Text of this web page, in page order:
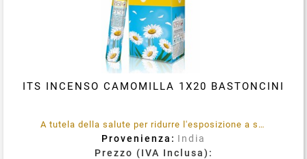
ITS INCENSO CAMOMILLA 1X20 BASTONCINI
A tutela della salute per ridurre l'esposizione a sostanze emesse durante la combustione (quali benzene e toluene) utilizzare in locali opportunamente ventilati, in maniera assolutamente saltuaria.
Provenienza: India
Prezzo (IVA Inclusa):